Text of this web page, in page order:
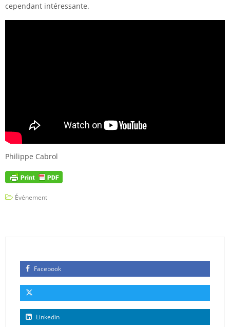
cependant intéressante.
Philippe Cabrol
Événement
Facebook
Linkedin